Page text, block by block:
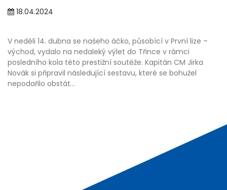
18.04.2024
V neděli 14. dubna se našeho áčko, působící v První lize –
východ, vydalo na nedaleký výlet do Třince v rámci
posledního kola této prestižní soutěže. Kapitán CM Jirka
Novák si připravil následující sestavu, které se bohužel
nepodařilo obstát...